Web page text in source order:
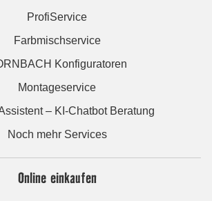
ProfiService
Farbmischservice
Konfiguratoren
Montageservice
– KI-Chatbot Beratung
Noch mehr Services
Online einkaufen